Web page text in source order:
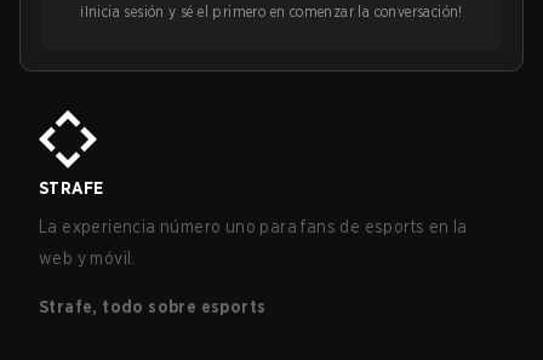
¡Inicia sesión y sé el primero en comenzar la conversación!
STRAFE
La experiencia número uno para fans de esports en la
web y móvil.
Strafe, todo sobre esports